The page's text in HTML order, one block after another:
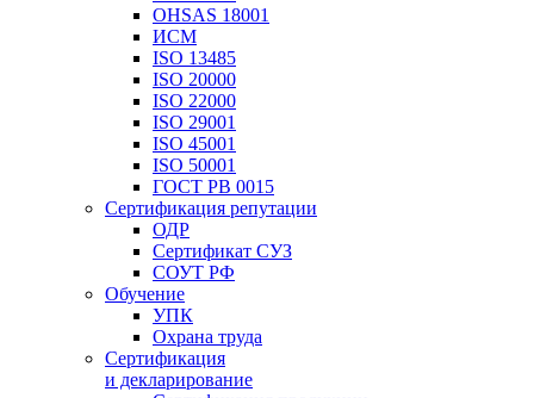
OHSAS 18001
ИСМ
ISO 13485
ISO 20000
ISO 22000
ISO 29001
ISO 45001
ISO 50001
ГОСТ РВ 0015
Сертификация репутации
ОДР
Сертификат СУЗ
СОУТ РФ
Обучение
УПК
Охрана труда
Сертификация
и декларирование